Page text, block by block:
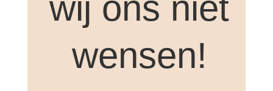
wij ons niet
wensen!